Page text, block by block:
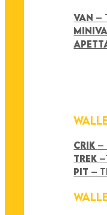
VAN –
CRIK –
TREK
PIT –